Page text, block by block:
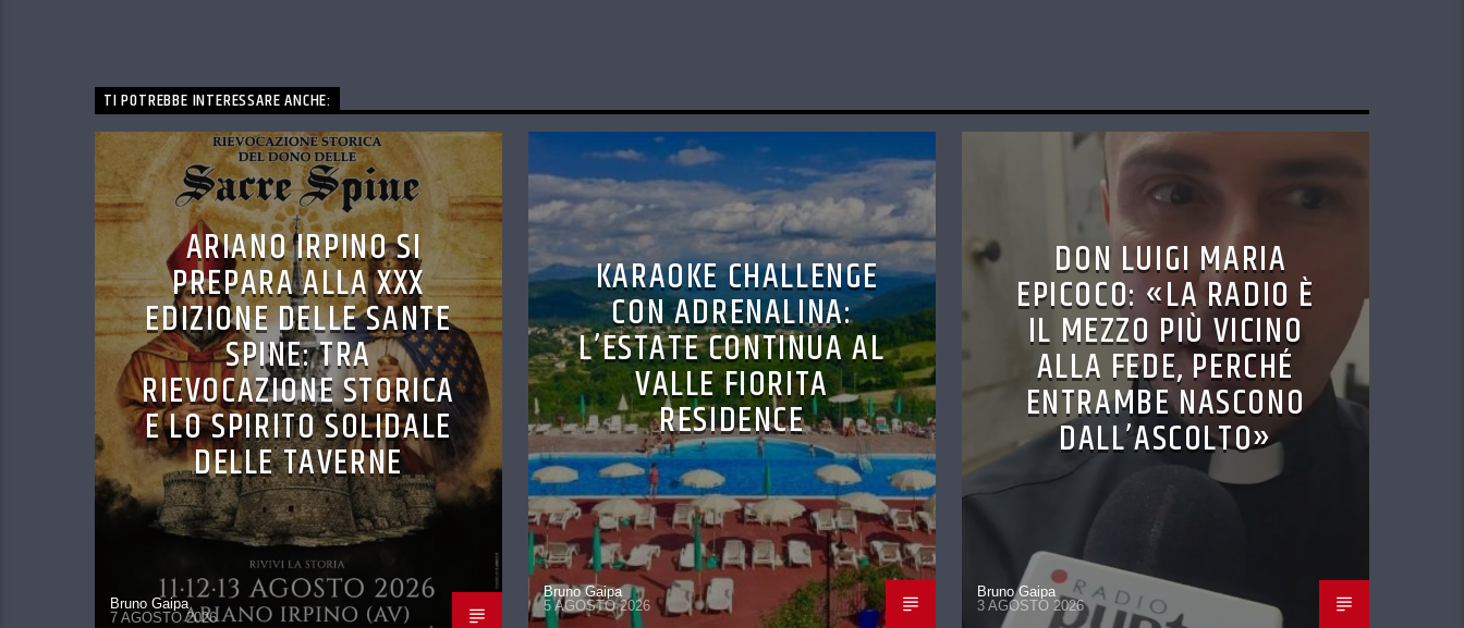
TI POTREBBE INTERESSARE ANCHE:
ARIANO IRPINO SI
PREPARA ALLA XXX
EDIZIONE DELLE SANTE
SPINE: TRA
RIEVOCAZIONE STORICA
E LO SPIRITO SOLIDALE
DELLE TAVERNE
Bruno Gaipa
7 AGOSTO 2026
KARAOKE CHALLENGE
CON ADRENALINA:
L’ESTATE CONTINUA AL
VALLE FIORITA
RESIDENCE
Bruno Gaipa
5 AGOSTO 2026
DON LUIGI MARIA
EPICOCO: «LA RADIO È
IL MEZZO PIÙ VICINO
ALLA FEDE, PERCHÉ
ENTRAMBE NASCONO
DALL’ASCOLTO»
Bruno Gaipa
3 AGOSTO 2026